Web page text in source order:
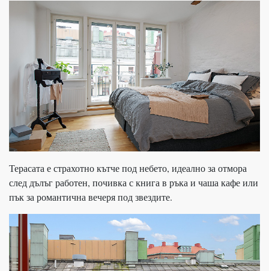
Терасата е страхотно кътче под небето, идеално за отмора
след дълъг работен, почивка с книга в ръка и чаша кафе или
пък за романтична вечеря под звездите.